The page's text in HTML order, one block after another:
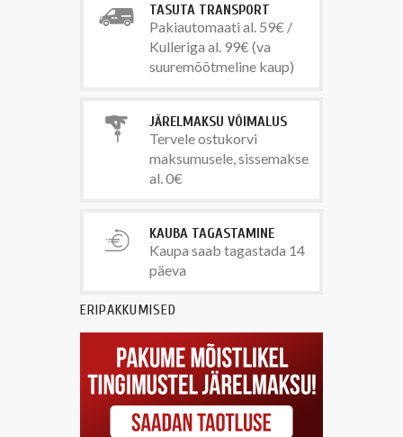
TASUTA TRANSPORT
Pakiautomaati al. 59€ /
Kulleriga al. 99€ (va
suuremõõtmeline kaup)
JÄRELMAKSU VÕIMALUS
Tervele ostukorvi
maksumusele, sissemakse
al. 0€
KAUBA TAGASTAMINE
Kaupa saab tagastada 14
päeva
ERIPAKKUMISED